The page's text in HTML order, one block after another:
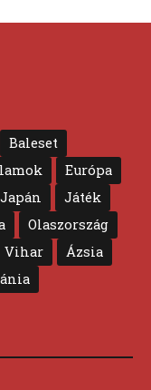
Baleset
Európa
Japán
Játék
Olaszország
Vihar
Ázsia